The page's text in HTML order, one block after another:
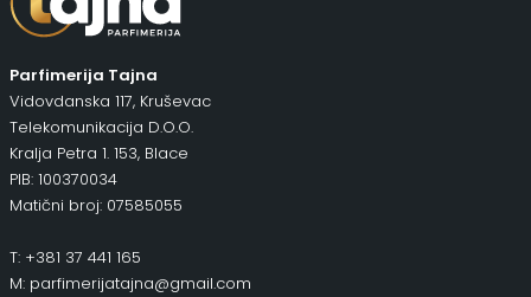
Parfimerija Tajna
Vidovdanska 117, Kruševac
Telekomunikacija D.O.O.
Kralja Petra 1. 153, Blace
PIB: 100370034
Matični broj: 07585055
T: +381 37 441 165
M: parfimerijatajna@gmail.com